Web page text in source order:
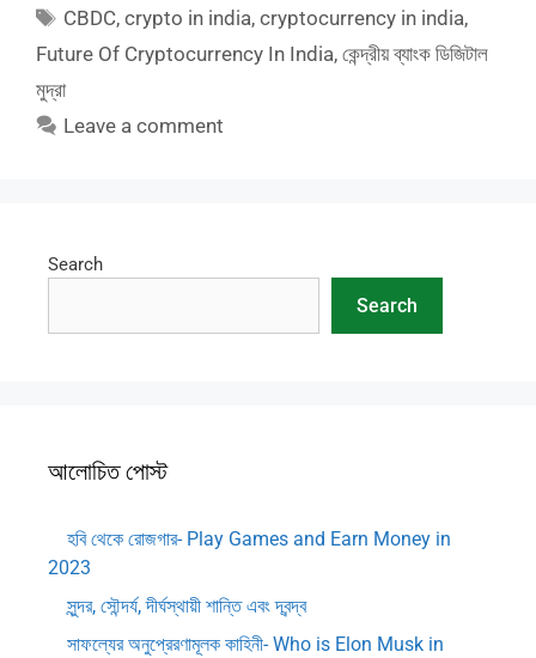
Tags
CBDC,crypto in india,cryptocurrency in india,
Future Of Cryptocurrency In India, কেন্দ্রীয় ব্যাংক ডিজিটাল
মুদ্রা
Leave a comment
Search
Search
আলোচিত পোস্ট
হবি থেকে রোজগার- Play Games and Earn Money in
2023
সুন্দর, সৌন্দর্য, দীর্ঘস্থায়ী শান্তি এবং দ্বন্দ্ব
সাফল্যের অনুপ্রেরণামূলক কাহিনী- Who is Elon Musk in